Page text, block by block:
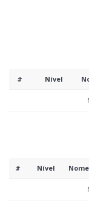
# Nível
# Nível Nome